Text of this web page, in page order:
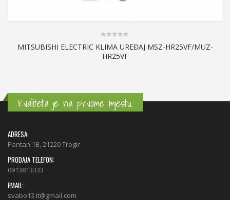
out
of
5
MITSUBISHI ELECTRIC KLIMA UREĐAJ MSZ-HR25VF/MUZ-
HR25VF
Kvaliteta je na prvome mjestu.
ADRESA:
Pantan 1B, 21220 Trogir
PRODAJA TELEFON:
0913813333
EMAIL:
svabo13.it@gmail.com